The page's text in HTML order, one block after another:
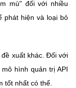
mù" đối với nhiều
phát hiện và loại bỏ
đề xuất khác. Đối với
hình quản trị API
tốt nhất có thể.